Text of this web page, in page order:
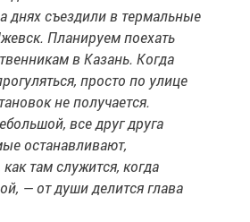
днях съездили в термальные
Планируем поехать
в Казань. Когда
просто по улице
не получается.
все друг друга
останавливают,
там служится, когда
— от души делится глава